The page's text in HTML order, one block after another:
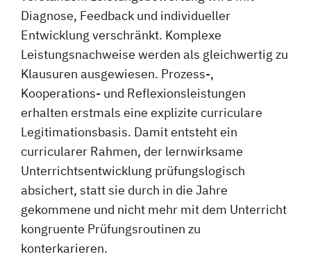
Diagnose, Feedback und individueller
Entwicklung verschränkt. Komplexe
Leistungsnachweise werden als gleichwertig zu
Klausuren ausgewiesen. Prozess-,
Kooperations- und Reflexionsleistungen
erhalten erstmals eine explizite curriculare
Legitimationsbasis. Damit entsteht ein
curricularer Rahmen, der lernwirksame
Unterrichtsentwicklung prüfungslogisch
absichert, statt sie durch in die Jahre
gekommene und nicht mehr mit dem Unterricht
kongruente Prüfungsroutinen zu
konterkarieren.